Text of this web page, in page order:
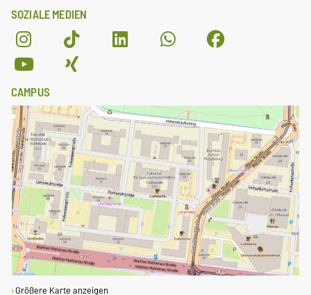
SOZIALE MEDIEN
CAMPUS
Größere Karte anzeigen